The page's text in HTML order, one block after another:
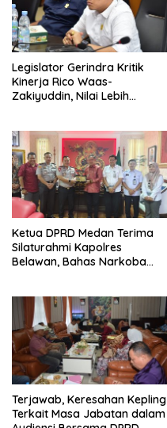
Legislator Gerindra Kritik
Kinerja Rico Waas-
Zakiyuddin, Nilai Lebih
Keluhan Warga
Ketua DPRD Medan Terima
Silaturahmi Kapolres
Belawan, Bahas Narkoba
Terjawab, Keresahan Kepling
Terkait Masa Jabatan dalam